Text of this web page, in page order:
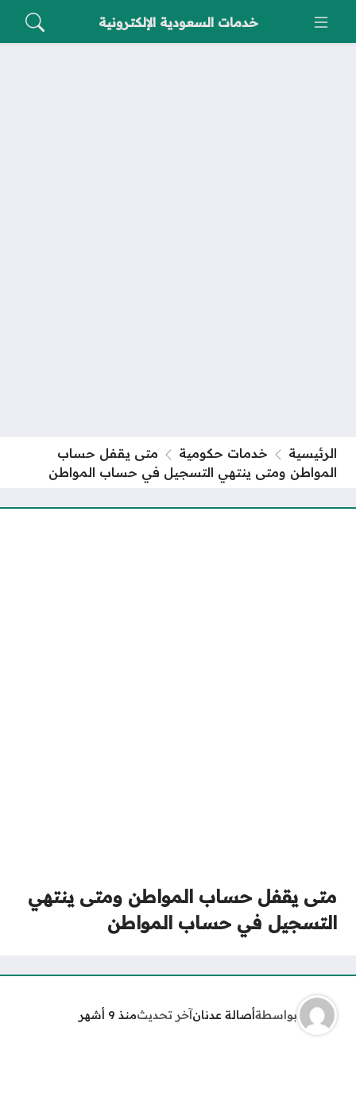
خدمات السعودية الإلكترونية
الرئيسية خدمات حكومية
متى يقفل حساب
المواطن ومتى ينتهي التسجيل في حساب المواطن
متى يقفل حساب المواطن ومتى ينتهي
التسجيل في حساب المواطن
بواسطةأصالة عدنانآخر تحديثمنذ 9 أشهر